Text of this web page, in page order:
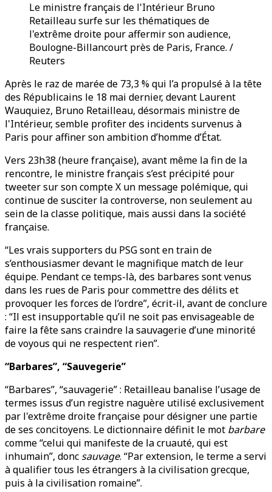
Le ministre français de l'Intérieur Bruno
Retailleau surfe sur les thématiques de
l'extrême droite pour affermir son audience,
Boulogne-Billancourt près de Paris, France. /
Reuters
Après le raz de marée de 73,3 % qui l’a propulsé à la tête
des Républicains le 18 mai dernier, devant Laurent
Wauquiez, Bruno Retailleau, désormais ministre de
l'Intérieur, semble profiter des incidents survenus à
Paris pour affiner son ambition d’homme d’État.
Vers 23h38 (heure française), avant même la fin de la
rencontre, le ministre français s’est précipité pour
tweeter sur son compte X un message polémique, qui
continue de susciter la controverse, non seulement au
sein de la classe politique, mais aussi dans la société
française.
“Les vrais supporters du PSG sont en train de
s’enthousiasmer devant le magnifique match de leur
équipe. Pendant ce temps-là, des barbares sont venus
dans les rues de Paris pour commettre des délits et
provoquer les forces de l’ordre”, écrit-il, avant de conclure
: “Il est insupportable qu’il ne soit pas envisageable de
faire la fête sans craindre la sauvagerie d’une minorité
de voyous qui ne respectent rien”.
“Barbares”, “Sauvegerie”
“Barbares”, “sauvagerie” : Retailleau banalise l’usage de
termes issus d’un registre naguère utilisé exclusivement
par l'extrême droite française pour désigner une partie
de ses concitoyens. Le dictionnaire définit le mot barbare
comme “celui qui manifeste de la cruauté, qui est
inhumain”, donc sauvage. “Par extension, le terme a servi
à qualifier tous les étrangers à la civilisation grecque,
puis à la civilisation romaine”.